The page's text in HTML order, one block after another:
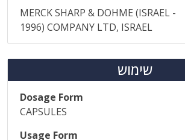
MERCK SHARP & DOHME (ISRAEL -
1996) COMPANY LTD, ISRAEL
שימוש
Dosage Form
CAPSULES
Usage Form